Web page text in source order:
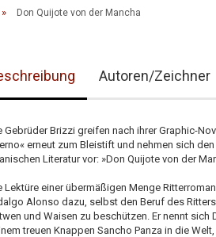
» Don Quijote von der Mancha
Autoren/Zeichner
Gebrüder Brizzi greifen nach ihrer Graphic-
erneut zum Bleistift und nehmen sich
Literatur vor: »Don Quijote von der
Lektüre einer übermäßigen Menge
Alonso dazu, selbst den Beruf des
und Waisen zu beschützen. Er nennt sich
treuen Knappen Sancho Panza in die